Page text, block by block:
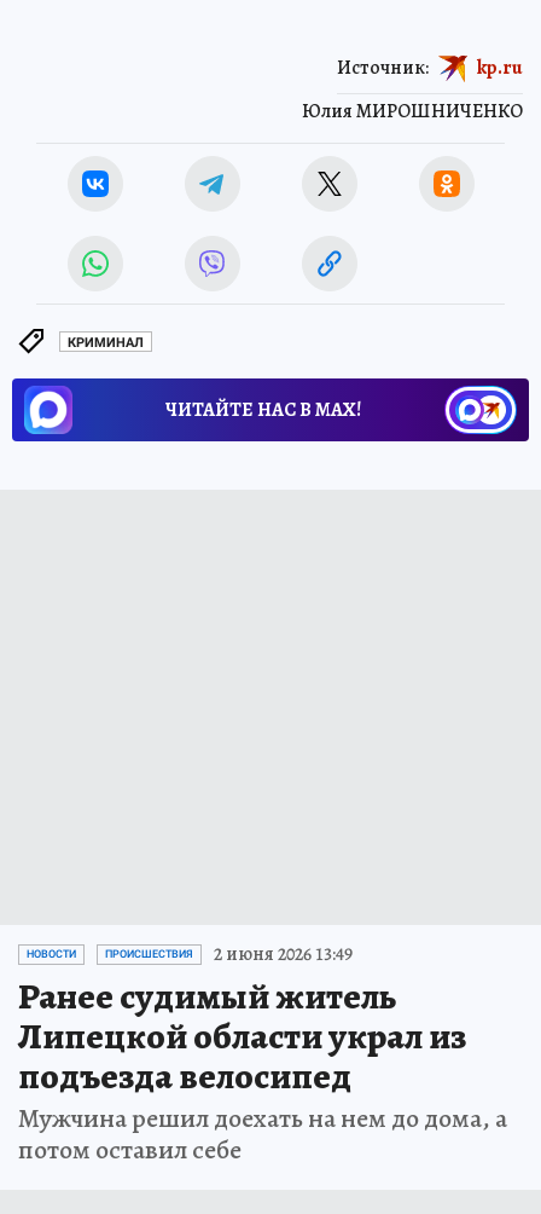
Юлия МИРОШНИЧЕНКО
Источник: kp.ru
КРИМИНАЛ
ЧИТАЙТЕ НАС В МАХ!
НОВОСТИ ПРОИСШЕСТВИЯ 2 июня 2026 13:49
Ранее судимый житель
Липецкой области украл из
подъезда велосипед
Мужчина решил доехать на нем до дома, а
потом оставил себе